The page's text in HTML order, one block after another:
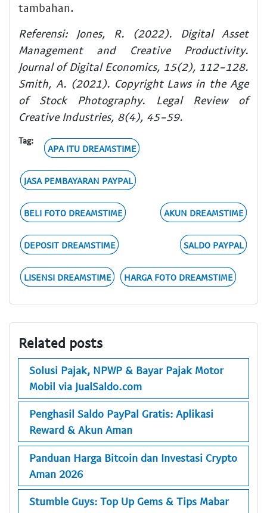
tambahan.
Referensi:
Jones, R. (2022). Digital Asset
Management and Creative Productivity.
Journal of Digital Economics, 15(2), 112-128.
Smith, A. (2021). Copyright Laws in the Age
of Stock Photography. Legal Review of
Creative Industries, 8(4), 45-59.
Tag:
APA ITU DREAMSTIME
JASA PEMBAYARAN PAYPAL
BELI FOTO DREAMSTIME AKUN DREAMSTIME
DEPOSIT DREAMSTIME SALDO PAYPAL
LISENSI DREAMSTIME HARGA FOTO DREAMSTIME
Related posts
Solusi Pajak, NPWP & Bayar Pajak Motor
Mobil via JualSaldo.com
Penghasil Saldo PayPal Gratis: Aplikasi
Reward & Akun Aman
Panduan Harga Bitcoin dan Investasi Crypto
Aman 2026
Stumble Guys: Top Up Gems & Tips Mabar